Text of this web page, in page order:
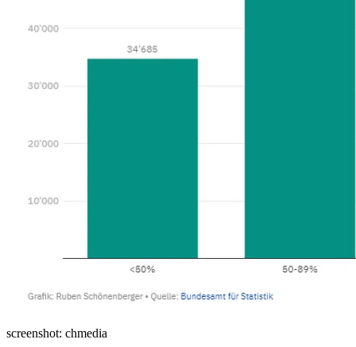
screenshot: chmedia